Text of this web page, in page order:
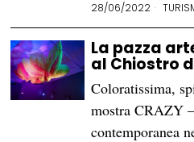
28/06/2022
La pazza
al Chiostro
Coloratissima,
mostra CRAZY
contemporanea